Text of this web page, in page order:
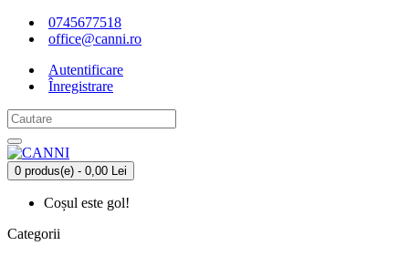
0745677518
office@canni.ro
Autentificare
Înregistrare
0 produs(e) - 0,00 Lei
Coșul este gol!
Categorii